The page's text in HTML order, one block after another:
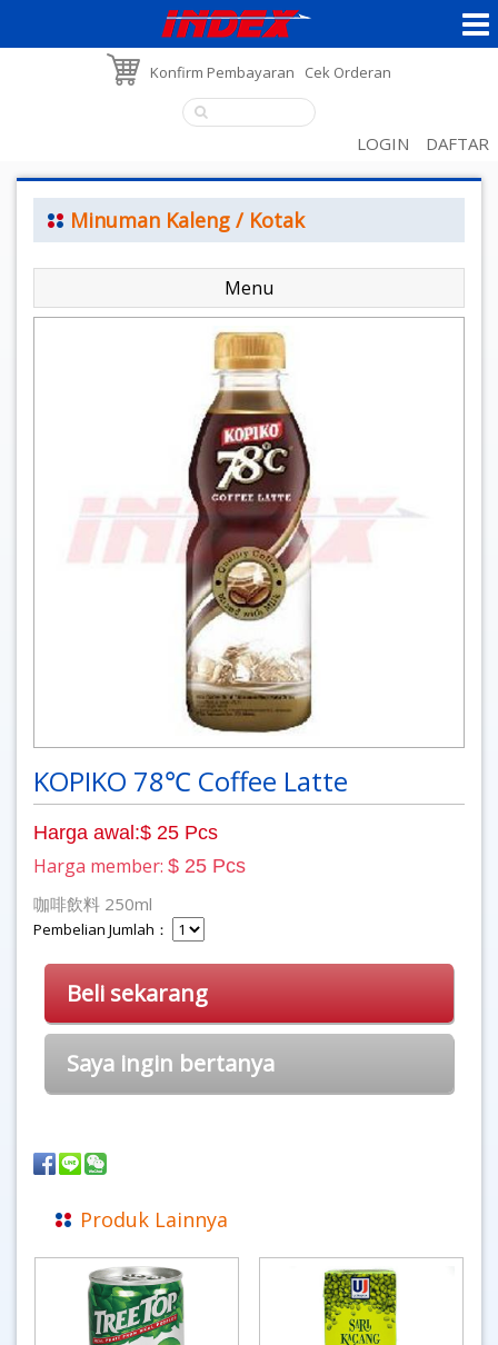
Konfirm Pembayaran Cek Orderan
LOGIN DAFTAR
Minuman Kaleng / Kotak
Menu
KOPIKO 78℃ Coffee Latte
Harga awal:$ 25 Pcs
Harga member: $ 25 Pcs
咖啡飲料 250ml
Pembelian Jumlah：
Beli sekarang
Saya ingin bertanya
Produk Lainnya